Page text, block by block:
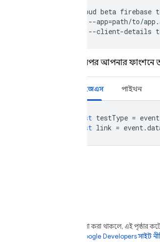
gcloud beta
--app=path/to/
এবং তারপর আপনার ফাংশনে
নোড.জেএস পাইথন
const testType = event
const link = event.
অন্য কিছু উল্লেখ না করা থাকলে, এই পৃষ্ঠার
Google Developers সাইট